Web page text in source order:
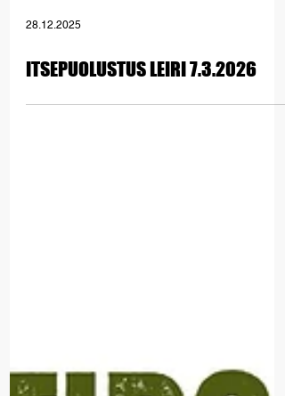
28.12.2025
ITSEPUOLUSTUS LEIRI 7.3.2026